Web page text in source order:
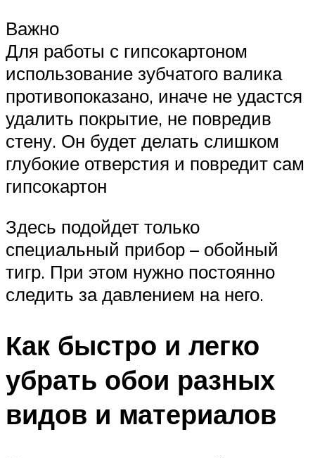
Важно
Для работы с гипсокартоном
использование зубчатого валика
противопоказано, иначе не удастся
удалить покрытие, не повредив
стену. Он будет делать слишком
глубокие отверстия и повредит сам
гипсокартон
Здесь подойдет только
специальный прибор – обойный
тигр. При этом нужно постоянно
следить за давлением на него.
Как быстро и легко
убрать обои разных
видов и материалов